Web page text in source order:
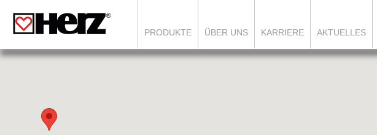
PRODUKTE ÜBER UNS KARRIERE AKTUELLES